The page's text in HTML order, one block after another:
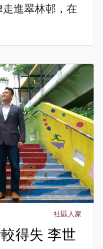
進翠林邨，在
社區人家
得失 李世